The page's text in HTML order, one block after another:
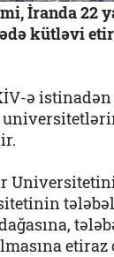
İranda 22
kütləvi
ə
etiraz